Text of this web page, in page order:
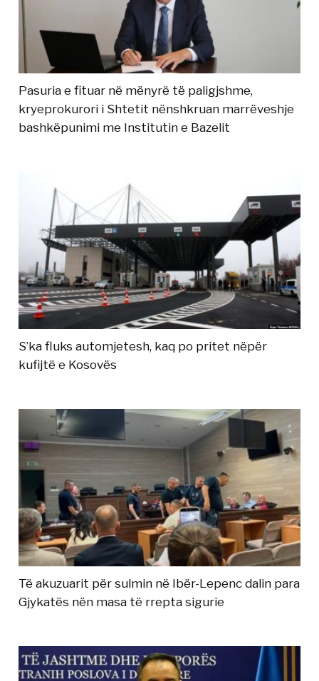
Pasuria e fituar në mënyrë të paligjshme,
kryeprokurori i Shtetit nënshkruan marrëveshje
bashkëpunimi me Institutin e Bazelit
S’ka fluks automjetesh, kaq po pritet nëpër
kufijtë e Kosovës
Të akuzuarit për sulmin në Ibër-Lepenc dalin para
Gjykatës nën masa të rrepta sigurie